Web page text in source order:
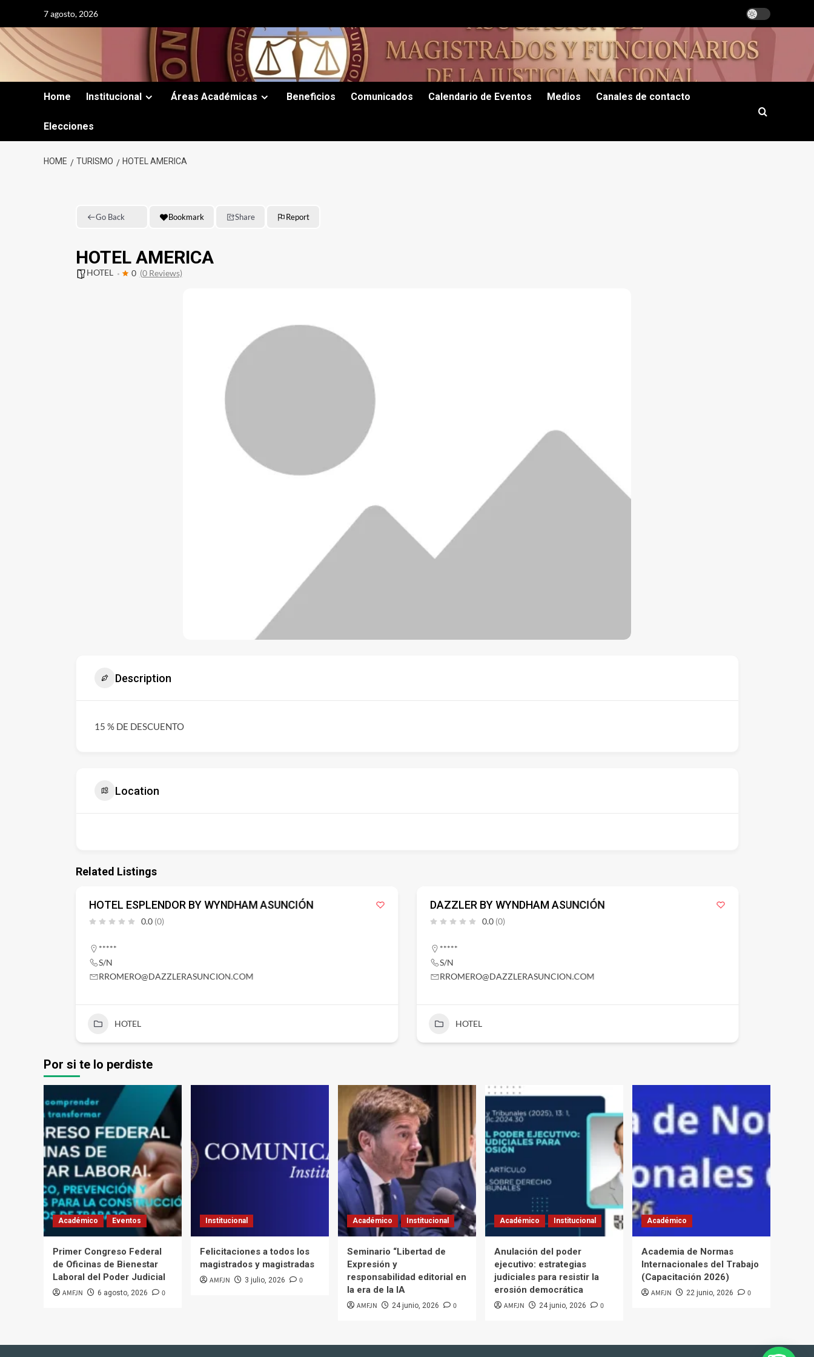
content
7 agosto, 2026
Home Institucional Áreas Académicas Beneficios Comunicados Calendario de Eventos Medios Canales de contacto
Elecciones
HOME TURISMO HOTEL AMERICA
Go Back Bookmark Share Report
HOTEL AMERICA
HOTEL 0 (0 Reviews)
Description
15 % DE DESCUENTO
Location
Related Listings
HOTEL ESPLENDOR BY WYNDHAM ASUNCIÓN
0.0 (0)
*****
S/N
RROMERO@DAZZLERASUNCION.COM
HOTEL
DAZZLER BY WYNDHAM ASUNCIÓN
0.0 (0)
*****
S/N
RROMERO@DAZZLERASUNCION.COM
HOTEL
Por si te lo perdiste
Académico Eventos
Primer Congreso Federal
de Oficinas de Bienestar
Laboral del Poder Judicial
AMFJN 6 agosto, 2026 0
Institucional
Felicitaciones a todos los
magistrados y magistradas
AMFJN 3 julio, 2026 0
Académico Institucional
Seminario “Libertad de
Expresión y
responsabilidad editorial en
la era de la IA
AMFJN 24 junio, 2026 0
Académico Institucional
Anulación del poder
ejecutivo: estrategias
judiciales para resistir la
erosión democrática
AMFJN 24 junio, 2026 0
Académico
Academia de Normas
Internacionales del Trabajo
(Capacitación 2026)
AMFJN 22 junio, 2026 0